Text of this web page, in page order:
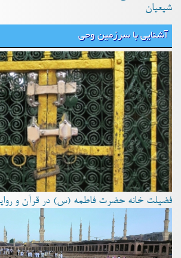
شیعیان
آشنایی با سرزمین وحی
فضیلت خانه حضرت فاطمه (س) در قرآن و